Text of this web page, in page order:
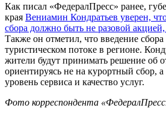
Как писал «ФедералПресс» ранее,
края Вениамин Кондратьев уверен,
сбора должно быть не разовой
Также он отметил, что введение сбора
туристическом потоке в регионе.
жители будут принимать решение об
ориентируясь не на курортный сбор,
уровень сервиса и качество услуг.
Фото корреспондента